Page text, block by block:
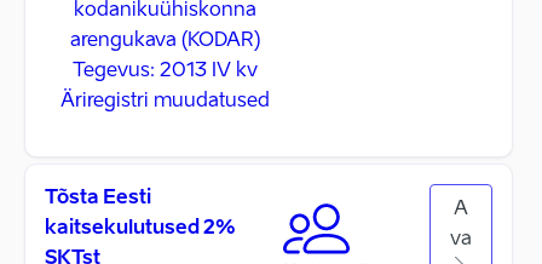
kodanikuühiskonna
arengukava (KODAR)
Tegevus: 2013 IV kv
Äriregistri muudatused
Tõsta Eesti
kaitsekulutused 2%
SKTst
A
va